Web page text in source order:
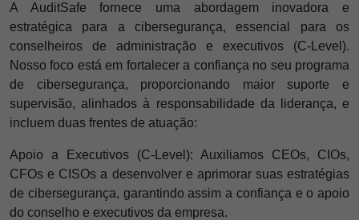
A AuditSafe fornece uma abordagem inovadora e
estratégica para a cibersegurança, essencial para os
conselheiros de administração e executivos (C-Level).
Nosso foco está em fortalecer a confiança no seu programa
de cibersegurança, proporcionando maior suporte e
supervisão, alinhados à responsabilidade da liderança, e
incluem duas frentes de atuação:
Apoio a Executivos (C-Level): Auxiliamos CEOs, CIOs,
CFOs e CISOs a desenvolver e aprimorar suas estratégias
de cibersegurança, garantindo assim a confiança e o apoio
do conselho e executivos da empresa.